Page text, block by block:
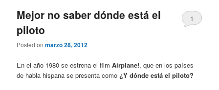
Mejor no saber dónde está el
piloto
Posted onmarzo 28, 2012
1
En el año 1980 se estrena el filmAirplane!, que en los países
de habla hispana se presenta como ¿Y dónde está el piloto?